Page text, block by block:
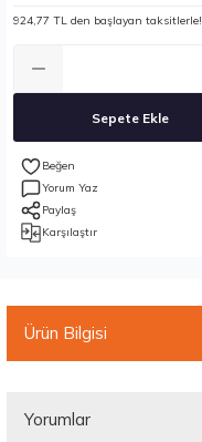
924,77 TL den başlayan taksitlerle!
Sepete Ekle
Yorum Yaz
Paylaş
Karşılaştır
Ürün Bilgisi
Yorumlar